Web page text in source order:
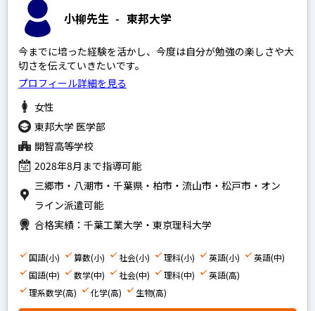
小柳先生 - 東邦大学
今までに培った経験を活かし、今度は自分が勉強の楽しさや大
切さを伝えていきたいです。
プロフィール詳細を見る
女性
東邦大学 医学部
開智高等学校
2028年8月まで指導可能
三郷市・八潮市・千葉県・柏市・流山市・松戸市・オン
ライン派遣可能
合格実績：千葉工業大学・東京理科大学
国語(小) 算数(小) 社会(小) 理科(小) 英語(小)
英語(中)
国語(中)
数学(中) 社会(中) 理科(中)
英語(高)
理系数学(高)
化学(高) 生物(高)